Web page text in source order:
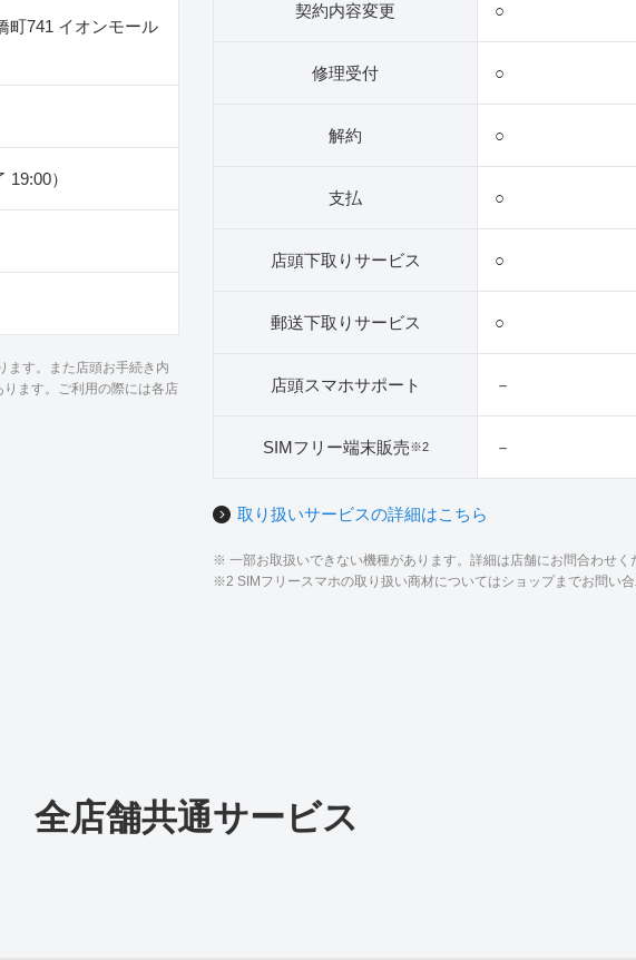
町741 イオンモール
）
ます。また店頭お手続き内
ます。ご利用の際には各店
契約内容変更 ○
修理受付 ○
解約 ○
支払 ○
店頭下取りサービス ○
郵送下取りサービス ○
店頭スマホサポート －
SIMフリー端末販売※2 －
取り扱いサービスの詳細はこちら
※ 一部お取扱いできない機種があります。詳細は店舗にお問合わせく
※2 SIMフリースマホの取り扱い商材についてはショップまでお問い合
全店舗共通サービス